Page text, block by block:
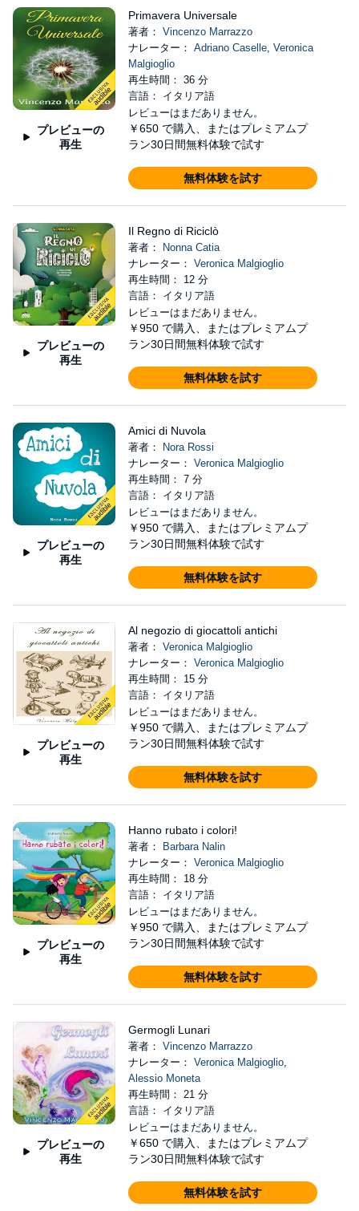
プレビューの
再生
Primavera Universale
著者： Vincenzo Marrazzo
ナレーター： Adriano Caselle, Veronica
Malgioglio
再生時間： 36 分
言語： イタリア語
レビューはまだありません。
￥650 で購入、またはプレミアムプ
ラン30日間無料体験で試す
無料体験を試す
プレビューの
再生
Il Regno di Riciclò
著者：
Nonna Catia
ナレーター： Veronica Malgioglio
再生時間： 12 分
言語： イタリア語
レビューはまだありません。
￥950 で購入、またはプレミアムプ
ラン30日間無料体験で試す
無料体験を試す
プレビューの
再生
Amici di Nuvola
著者：
Nora Rossi
ナレーター： Veronica Malgioglio
再生時間： 7 分
言語： イタリア語
レビューはまだありません。
￥950 で購入、またはプレミアムプ
ラン30日間無料体験で試す
無料体験を試す
プレビューの
再生
Al negozio di giocattoli antichi
著者： Veronica Malgioglio
ナレーター： Veronica Malgioglio
再生時間： 15 分
言語： イタリア語
レビューはまだありません。
￥950 で購入、またはプレミアムプ
ラン30日間無料体験で試す
無料体験を試す
プレビューの
再生
Hanno rubato i colori!
著者：
Barbara Nalin
ナレーター： Veronica Malgioglio
再生時間： 18 分
言語： イタリア語
レビューはまだありません。
￥950 で購入、またはプレミアムプ
ラン30日間無料体験で試す
無料体験を試す
プレビューの
再生
Germogli Lunari
著者： Vincenzo Marrazzo
ナレーター： Veronica Malgioglio,
Alessio Moneta
再生時間： 21 分
言語： イタリア語
レビューはまだありません。
￥650 で購入、またはプレミアムプ
ラン30日間無料体験で試す
無料体験を試す